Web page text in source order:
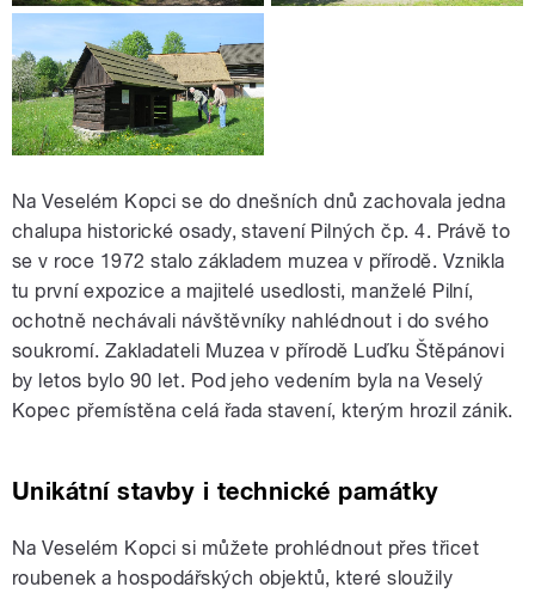
Na Veselém Kopci se do dnešních dnů zachovala jedna
chalupa historické osady, stavení Pilných čp. 4. Právě to
se v roce 1972 stalo základem muzea v přírodě. Vznikla
tu první expozice a majitelé usedlosti, manželé Pilní,
ochotně nechávali návštěvníky nahlédnout i do svého
soukromí. Zakladateli Muzea v přírodě Luďku Štěpánovi
by letos bylo 90 let. Pod jeho vedením byla na Veselý
Kopec přemístěna celá řada stavení, kterým hrozil zánik.
Unikátní stavby i technické památky
Na Veselém Kopci si můžete prohlédnout přes třicet
roubenek a hospodářských objektů, které sloužily